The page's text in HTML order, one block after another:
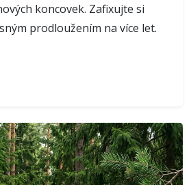
koncovek. Zafixujte si
prodloužením na více let.